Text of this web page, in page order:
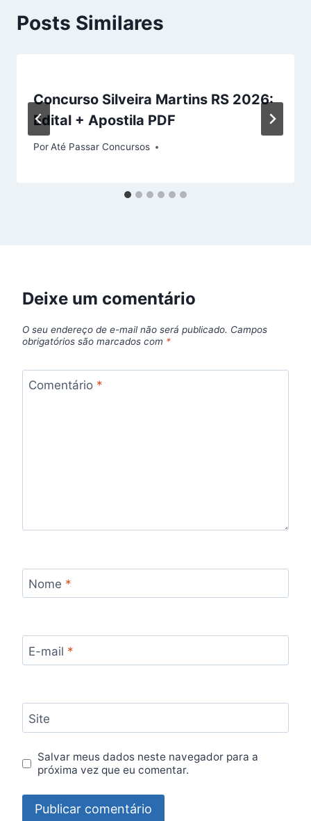
Posts Similares
Concurso Silveira Martins RS 2026:
Edital + Apostila PDF
PorAté Passar Concursos
Deixe um comentário
O seu endereço de e-mail não será publicado. Campos
obrigatórios são marcados com *
Comentário *
Nome *
E-mail *
Site
Salvar meus dados neste navegador para a
próxima vez que eu comentar.